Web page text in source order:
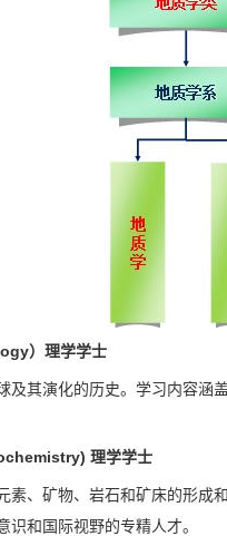
）理学学士
及其演化的历史。学习内容涵
理学学士
素、矿物、岩石和矿床的形成
和国际视野的专精人才。